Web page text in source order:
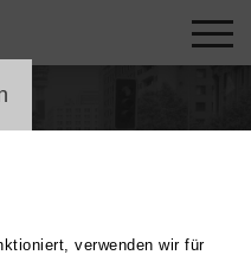
verwenden wir für